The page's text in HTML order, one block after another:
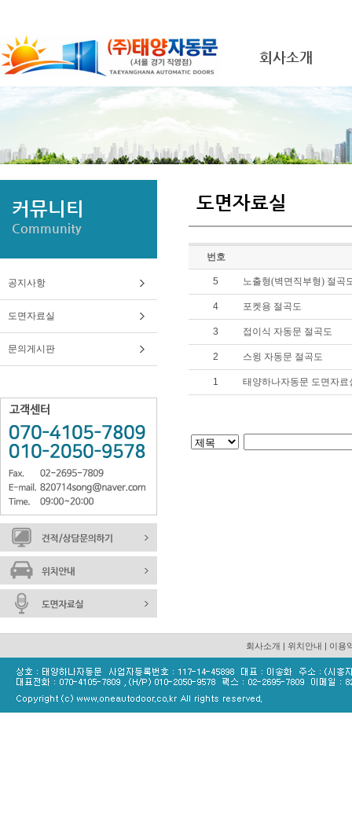
회사소개
커뮤니티
Community
공지사항
도면자료실
문의게시판
도면자료실
번호
5 노출형(벽면직부형) 절곡
4 포켓용 절곡도
3 접이식 자동문 절곡도
2 스윙 자동문 절곡도
1 태양하나자동문 도면자료
회사소개 | 위치안내 | 이용